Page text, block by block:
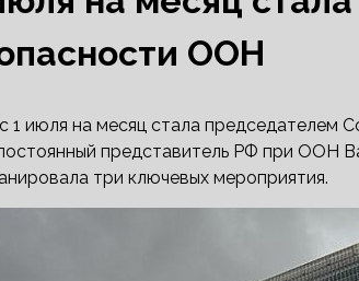
ООН
1 июля на месяц стала
представитель РФ при ООН
три ключевых мероприятия.